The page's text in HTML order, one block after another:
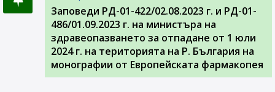
Заповеди РД-01-422/02.08.2023 г. и РД-01-
486/01.09.2023 г. на министъра на
здравеопазването за отпадане от 1 юли
2024 г. на територията на Р. България на
монографии от Европейската фармакопея